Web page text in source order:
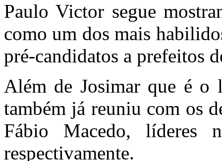
Paulo Victor segue
como um dos mais
pré-candidatos a prefeitos
Além de Josimar que é o
também já reuniu com os
Fábio Macedo, líderes
respectivamente.